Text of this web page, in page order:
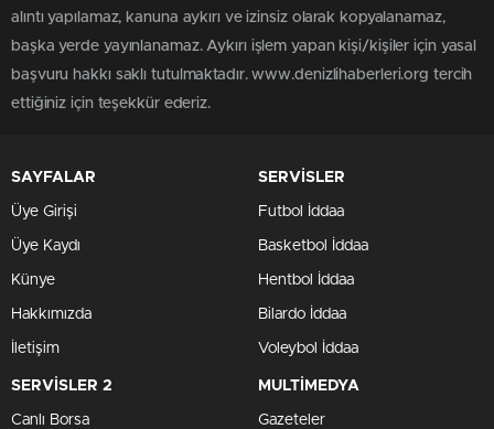
alıntı yapılamaz, kanuna aykırı ve izinsiz olarak kopyalanamaz,
başka yerde yayınlanamaz. Aykırı işlem yapan kişi/kişiler için yasal
başvuru hakkı saklı tutulmaktadır. www.denizlihaberleri.org tercih
ettiğiniz için teşekkür ederiz.
SAYFALAR
Üye Girişi
Üye Kaydı
Künye
Hakkımızda
İletişim
SERVİSLER
Futbol İddaa
Basketbol İddaa
Hentbol İddaa
Bilardo İddaa
Voleybol İddaa
SERVİSLER 2
Canlı Borsa
MULTİMEDYA
Gazeteler